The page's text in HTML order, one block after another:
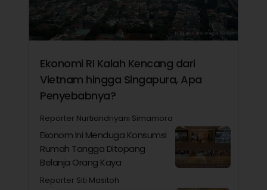
Ekonomi RI Kalah Kencang dari
Vietnam hingga Singapura, Apa
Penyebabnya?
Reporter Nurtiandriyani Simamora
Ekonom Ini Menduga Konsumsi
Rumah Tangga Ditopang
Belanja Orang Kaya
Reporter Siti Masitoh